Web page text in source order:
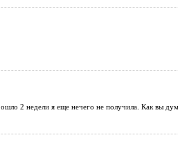
2 недели я еще нечего не получила. Как вы